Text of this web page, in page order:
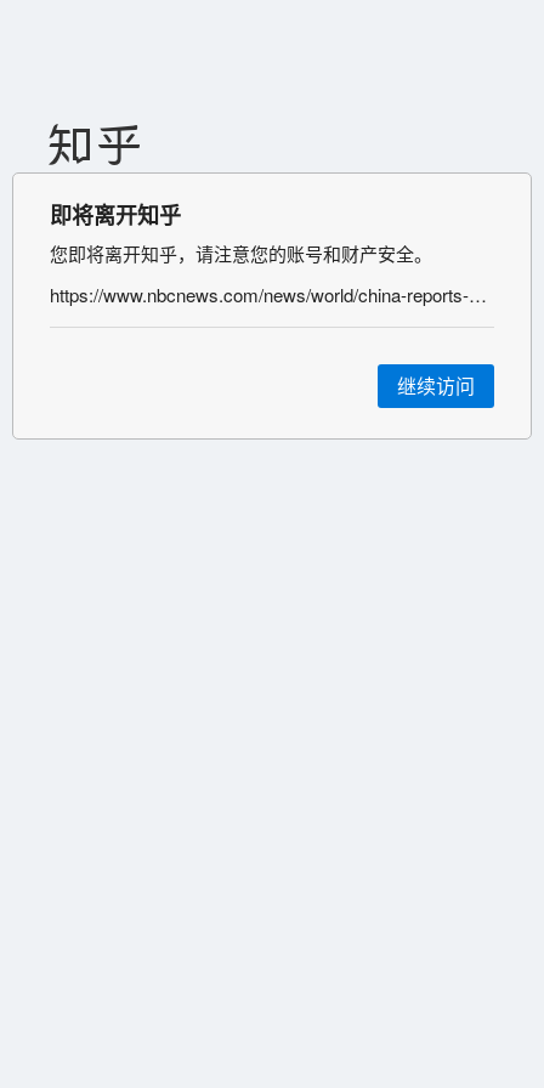
即将离开知乎
您即将离开知乎，请注意您的账号和财产安全。
https://www.nbcnews.com/news/world/china-reports-first-death-outbreak-mystery-virus-n1114051
继续访问